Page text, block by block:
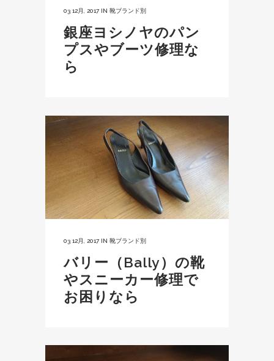
03 12月, 2017 IN 靴ブランド別
銀座ヨシノヤのパン
プスやブーツ修理な
ら
03 12月, 2017 IN 靴ブランド別
バリー（Bally）の靴
やスニーカー修理で
お困りなら